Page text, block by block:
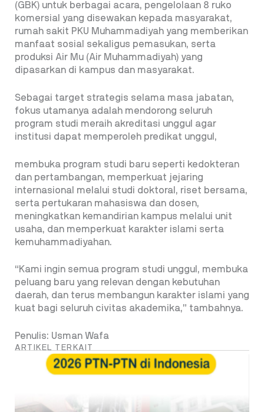
(GBK) untuk berbagai acara, pengelolaan 8 ruko
komersial yang disewakan kepada masyarakat,
rumah sakit PKU Muhammadiyah yang memberikan
manfaat sosial sekaligus pemasukan, serta
produksi Air Mu (Air Muhammadiyah) yang
dipasarkan di kampus dan masyarakat.
Sebagai target strategis selama masa jabatan,
fokus utamanya adalah mendorong seluruh
program studi meraih akreditasi unggul agar
institusi dapat memperoleh predikat unggul,
membuka program studi baru seperti kedokteran
dan pertambangan, memperkuat jejaring
internasional melalui studi doktoral, riset bersama,
serta pertukaran mahasiswa dan dosen,
meningkatkan kemandirian kampus melalui unit
usaha, dan memperkuat karakter islami serta
kemuhammadiyahan.
“Kami ingin semua program studi unggul, membuka
peluang baru yang relevan dengan kebutuhan
daerah, dan terus membangun karakter islami yang
kuat bagi seluruh civitas akademika,” tambahnya.
Penulis: Usman Wafa
ARTIKEL TERKAIT